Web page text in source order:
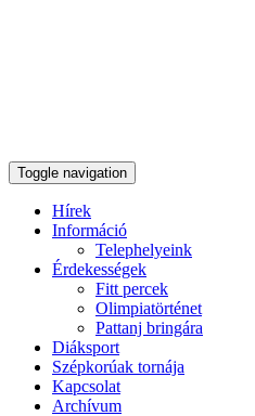
Toggle navigation
Hírek
Információ
Telephelyeink
Érdekességek
Fitt percek
Olimpiatörténet
Pattanj bringára
Diáksport
Szépkorúak tornája
Kapcsolat
Archívum